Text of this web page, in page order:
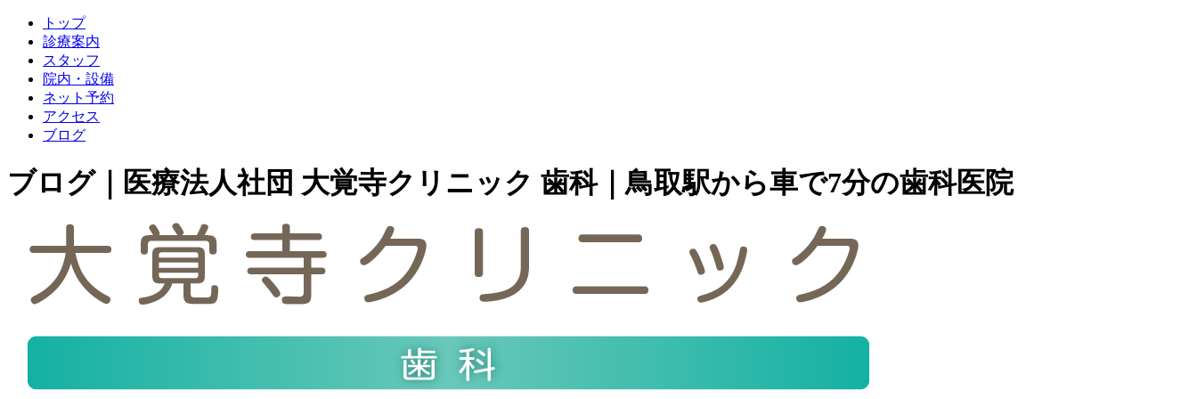
トップ
診療案内
スタッフ
院内・設備
ネット予約
アクセス
ブログ
ブログ｜医療法人社団 大覚寺クリニック 歯科｜鳥取駅から車で7分の歯科医院